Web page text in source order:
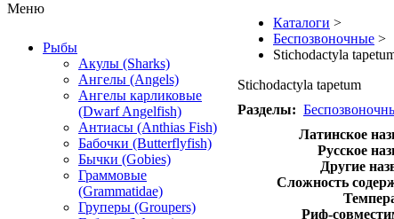
Меню
Рыбы
Акулы (Sharks)
Ангелы (Angels)
Ангелы карликовые
(Dwarf Angelfish)
Антиасы (Anthias Fish)
Бабочки (Butterflyfish)
Бычки (Gobies)
Граммовые
(Grammatidae)
Груперы (Groupers)
Каталоги >
Беспозвоночные >
Stichodactyla
Stichodactyla tapetum
Разделы:
Латинское
Русское
Другие
Сложность
Риф-